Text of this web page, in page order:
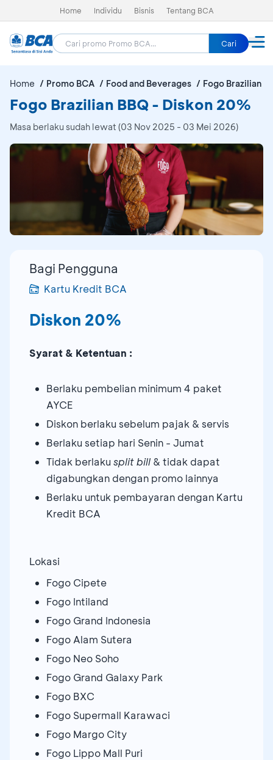
Home Individu Bisnis Tentang BCA
Cari
Home Promo BCA Food and Beverages Fogo Brazilian
Fogo Brazilian BBQ - Diskon 20%
Masa berlaku sudah lewat (03 Nov 2025 - 03 Mei 2026)
Bagi Pengguna
Kartu Kredit BCA
Diskon 20%
Syarat & Ketentuan :
Berlaku pembelian minimum 4 paket
AYCE
Diskon berlaku sebelum pajak & servis
Berlaku setiap hari Senin - Jumat
Tidak berlaku split bill & tidak dapat
digabungkan dengan promo lainnya
Berlaku untuk pembayaran dengan Kartu
Kredit BCA
Lokasi
Fogo Cipete
Fogo Intiland
Fogo Grand Indonesia
Fogo Alam Sutera
Fogo Neo Soho
Fogo Grand Galaxy Park
Fogo BXC
Fogo Supermall Karawaci
Fogo Margo City
Fogo Lippo Mall Puri